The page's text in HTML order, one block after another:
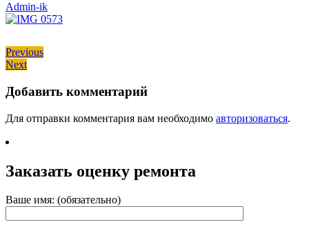
Admin-ik
Навигация
по
записям
PreviousPrevious
NextNext
Добавить комментарий
Для отправки комментария вам необходимо авторизоваться.
Заказать оценку ремонта
Ваше имя: (обязательно)